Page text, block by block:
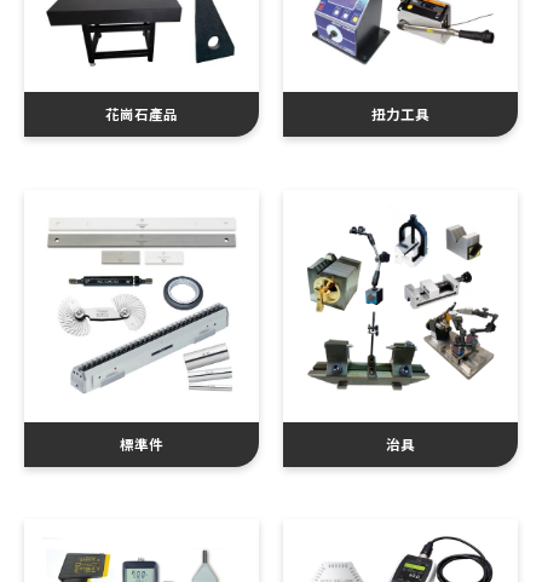
花崗石產品 扭力工具
標準件 治具